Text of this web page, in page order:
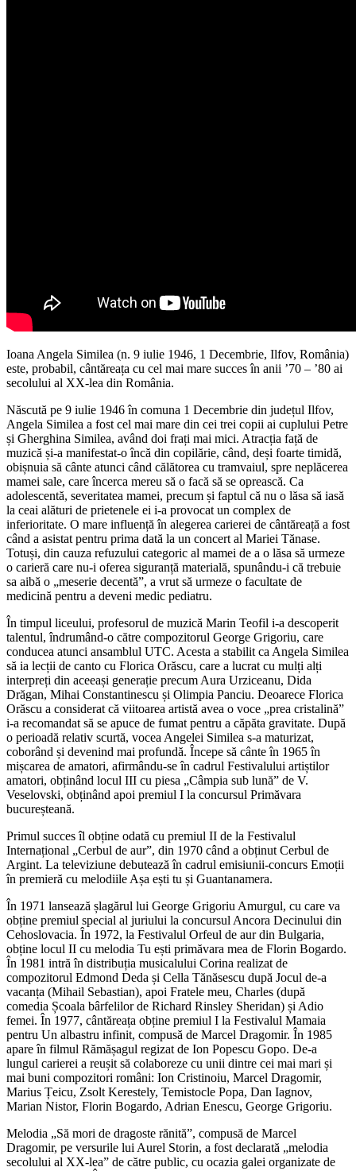
Ioana Angela Similea (n. 9 iulie 1946, 1 Decembrie, Ilfov, România)
este, probabil, cântăreața cu cel mai mare succes în anii ’70 – ’80 ai
secolului al XX-lea din România.
Născută pe 9 iulie 1946 în comuna 1 Decembrie din județul Ilfov,
Angela Similea a fost cel mai mare din cei trei copii ai cuplului Petre
și Gherghina Similea, având doi frați mai mici. Atracția față de
muzică și-a manifestat-o încă din copilărie, când, deși foarte timidă,
obișnuia să cânte atunci când călătorea cu tramvaiul, spre neplăcerea
mamei sale, care încerca mereu să o facă să se oprească. Ca
adolescentă, severitatea mamei, precum și faptul că nu o lăsa să iasă
la ceai alături de prietenele ei i-a provocat un complex de
inferioritate. O mare influență în alegerea carierei de cântăreață a fost
când a asistat pentru prima dată la un concert al Mariei Tănase.
Totuși, din cauza refuzului categoric al mamei de a o lăsa să urmeze
o carieră care nu-i oferea siguranță materială, spunându-i că trebuie
sa aibă o „meserie decentă”, a vrut să urmeze o facultate de
medicină pentru a deveni medic pediatru.
În timpul liceului, profesorul de muzică Marin Teofil i-a descoperit
talentul, îndrumând-o către compozitorul George Grigoriu, care
conducea atunci ansamblul UTC. Acesta a stabilit ca Angela Similea
să ia lecții de canto cu Florica Orăscu, care a lucrat cu mulți alți
interpreți din aceeași generație precum Aura Urziceanu, Dida
Drăgan, Mihai Constantinescu și Olimpia Panciu. Deoarece Florica
Orăscu a considerat că viitoarea artistă avea o voce „prea cristalină”
i-a recomandat să se apuce de fumat pentru a căpăta gravitate. După
o perioadă relativ scurtă, vocea Angelei Similea s-a maturizat,
coborând și devenind mai profundă. Începe să cânte în 1965 în
mișcarea de amatori, afirmându-se în cadrul Festivalului artiștilor
amatori, obținând locul III cu piesa „Câmpia sub lună” de V.
Veselovski, obținând apoi premiul I la concursul Primăvara
bucureșteană.
Primul succes îl obține odată cu premiul II de la Festivalul
Internațional „Cerbul de aur”, din 1970 când a obținut Cerbul de
Argint. La televiziune debutează în cadrul emisiunii-concurs Emoții
în premieră cu melodiile Așa ești tu și Guantanamera.
În 1971 lansează șlagărul lui George Grigoriu Amurgul, cu care va
obține premiul special al juriului la concursul Ancora Decinului din
Cehoslovacia. În 1972, la Festivalul Orfeul de aur din Bulgaria,
obține locul II cu melodia Tu ești primăvara mea de Florin Bogardo.
În 1981 intră în distribuția musicalului Corina realizat de
compozitorul Edmond Deda și Cella Tănăsescu după Jocul de-a
vacanța (Mihail Sebastian), apoi Fratele meu, Charles (după
comedia Școala bârfelilor de Richard Rinsley Sheridan) și Adio
femei. În 1977, cântăreața obține premiul I la Festivalul Mamaia
pentru Un albastru infinit, compusă de Marcel Dragomir. În 1985
apare în filmul Rămășagul regizat de Ion Popescu Gopo. De-a
lungul carierei a reușit să colaboreze cu unii dintre cei mai mari și
mai buni compozitori români: Ion Cristinoiu, Marcel Dragomir,
Marius Țeicu, Zsolt Kerestely, Temistocle Popa, Dan Iagnov,
Marian Nistor, Florin Bogardo, Adrian Enescu, George Grigoriu.
Melodia „Să mori de dragoste rănită”, compusă de Marcel
Dragomir, pe versurile lui Aurel Storin, a fost declarată „melodia
secolului al XX-lea” de către public, cu ocazia galei organizate de